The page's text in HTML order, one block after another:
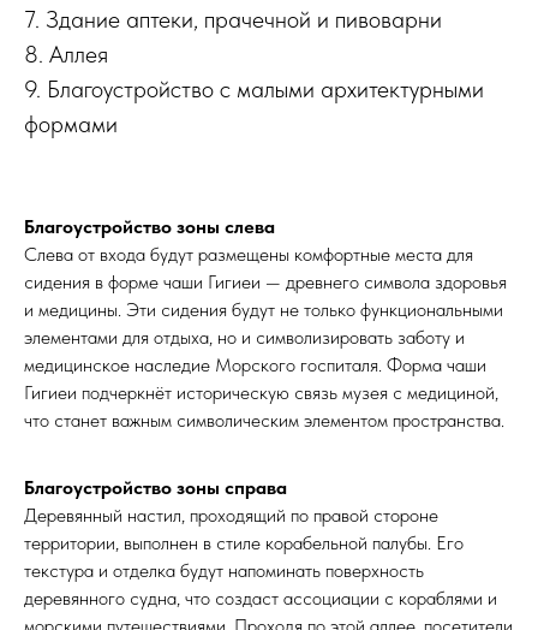
7. Здание аптеки, прачечной и пивоварни
8. Аллея
9. Благоустройство с малыми архитектурными
формами
Благоустройство зоны слева
Слева от входа будут размещены комфортные места для
сидения в форме чаши Гигиеи — древнего символа здоровья
и медицины. Эти сидения будут не только функциональными
элементами для отдыха, но и символизировать заботу и
медицинское наследие Морского госпиталя. Форма чаши
Гигиеи подчеркнёт историческую связь музея с медициной,
что станет важным символическим элементом пространства.
Благоустройство зоны справа
Деревянный настил, проходящий по правой стороне
территории, выполнен в стиле корабельной палубы. Его
текстура и отделка будут напоминать поверхность
деревянного судна, что создаст ассоциации с кораблями и